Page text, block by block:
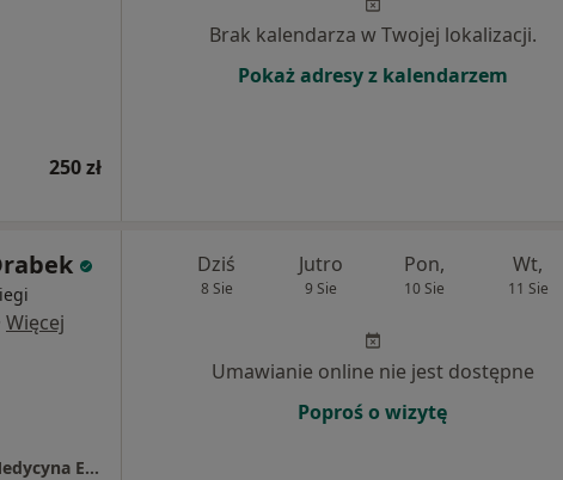
250 zł
Brak kalendarza w Twojej lokalizacji.
Pokaż adresy z kalendarzem
Więcej
OKO-TEST Diagnostyka i Chirurgia Oka Medycyna Estetyczna
Dziś
8 Sie
Jutro
9 Sie
Pon,
10 Sie
Wt,
11 Sie
Umawianie online nie jest dostępne
Poproś o wizytę